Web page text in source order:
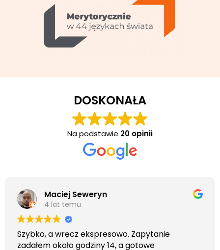
DOSKONAŁA
Na podstawie 20 opinii
Maciej Seweryn
4 lat temu
Szybko, a wręcz ekspresowo. Zapytanie
zadałem około godziny 14, a gotowe